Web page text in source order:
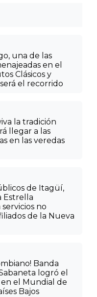
una de las
en el
Clásicos y
el recorrido
la tradición
llegar a las
en las veredas
de Itagüí,
Estrella
no
de la Nueva
Banda
logró el
el Mundial de
Bajos